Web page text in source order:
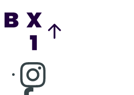
Consulter page Instagram
Consulter page Facebook